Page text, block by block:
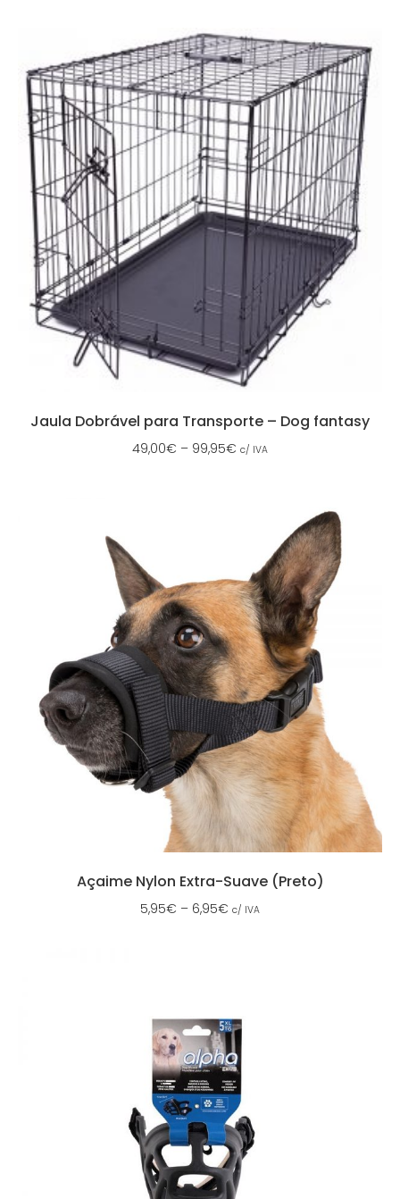
Jaula Dobrável para Transporte – Dog fantasy
49,00€ – 99,95€ c/ IVA
Açaime Nylon Extra-Suave (Preto)
5,95€ – 6,95€ c/ IVA